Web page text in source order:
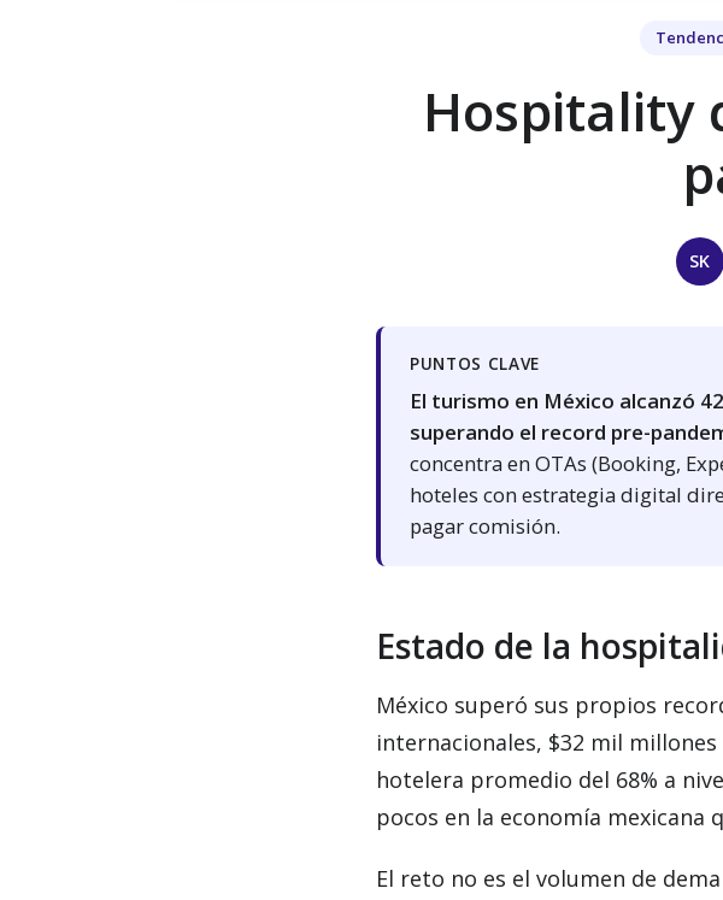
Hospitality
SK
PUNTOS CLAVE
El turismo en México alcanzó
superando el record pre-
concentra en OTAs (Booking,
hoteles con estrategia digital
pagar comisión.
Estado de la
México superó sus propios
internacionales, $32 mil
hotelera promedio del 68% a
pocos en la economía mexicana
El reto no es el volumen de